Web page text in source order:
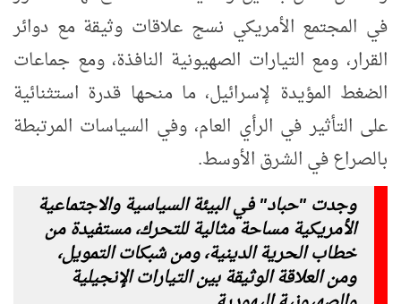
في المجتمع الأمريكي نسج علاقات وثيقة مع دوائر
القرار، ومع التيارات الصهيونية النافذة، ومع جماعات
الضغط المؤيدة لإسرائيل، ما منحها قدرة استثنائية
على التأثير في الرأي العام، وفي السياسات المرتبطة
بالصراع في الشرق الأوسط.
وجدت "حباد" في البيئة السياسية والاجتماعية
الأمريكية مساحة مثالية للتحرك، مستفيدة من
خطاب الحرية الدينية، ومن شبكات التمويل،
ومن العلاقة الوثيقة بين التيارات الإنجيلية